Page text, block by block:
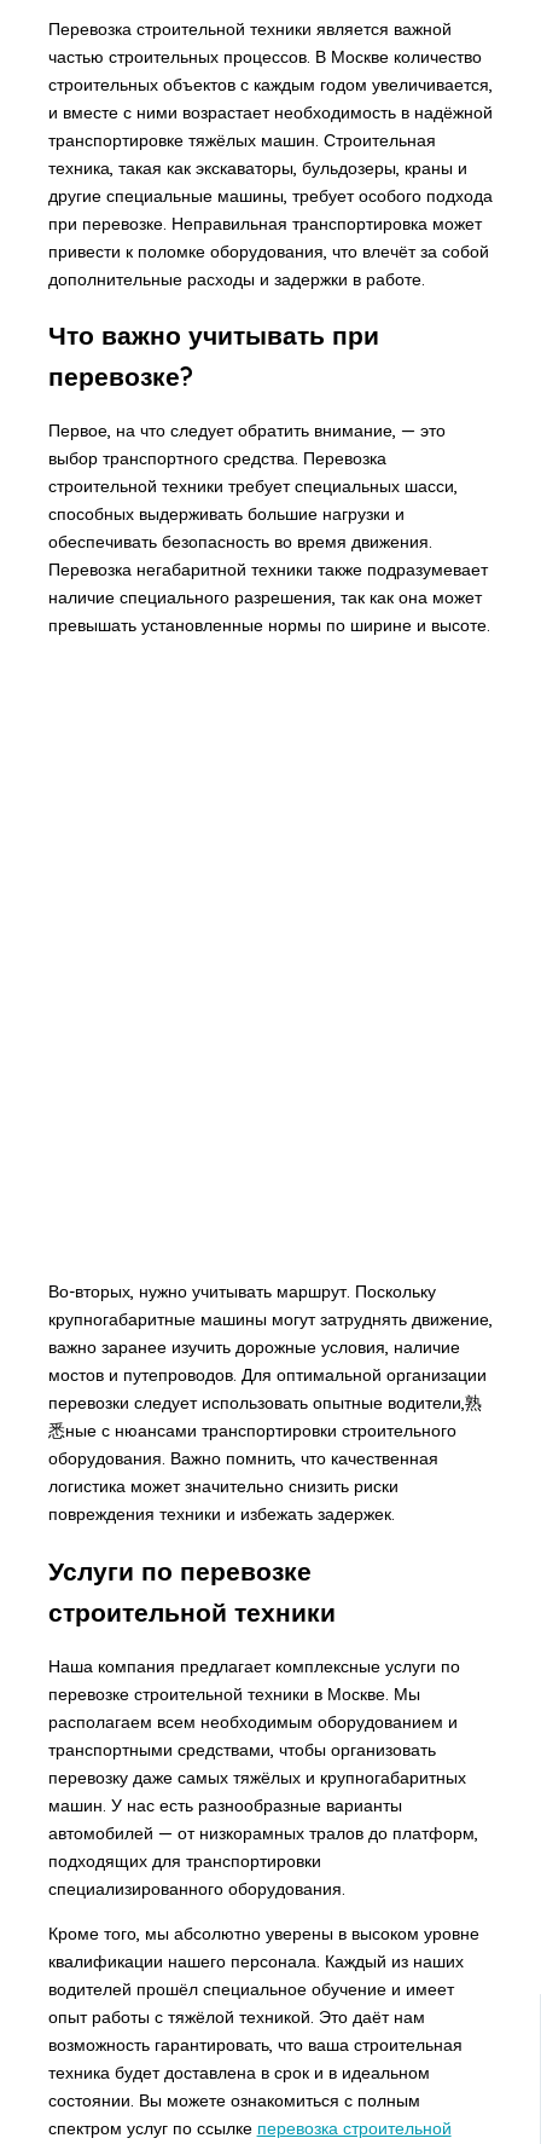
Перевозка строительной техники является важной
частью строительных процессов. В Москве количество
строительных объектов с каждым годом увеличивается,
и вместе с ними возрастает необходимость в надёжной
транспортировке тяжёлых машин. Строительная
техника, такая как экскаваторы, бульдозеры, краны и
другие специальные машины, требует особого подхода
при перевозке. Неправильная транспортировка может
привести к поломке оборудования, что влечёт за собой
дополнительные расходы и задержки в работе.
Что важно учитывать при
перевозке?
Первое, на что следует обратить внимание, — это
выбор транспортного средства. Перевозка
строительной техники требует специальных шасси,
способных выдерживать большие нагрузки и
обеспечивать безопасность во время движения.
Перевозка негабаритной техники также подразумевает
наличие специального разрешения, так как она может
превышать установленные нормы по ширине и высоте.
Во-вторых, нужно учитывать маршрут. Поскольку
крупногабаритные машины могут затруднять движение,
важно заранее изучить дорожные условия, наличие
мостов и путепроводов. Для оптимальной организации
перевозки следует использовать опытные водители,熟
悉ные с нюансами транспортировки строительного
оборудования. Важно помнить, что качественная
логистика может значительно снизить риски
повреждения техники и избежать задержек.
Услуги по перевозке
строительной техники
Наша компания предлагает комплексные услуги по
перевозке строительной техники в Москве. Мы
располагаем всем необходимым оборудованием и
транспортными средствами, чтобы организовать
перевозку даже самых тяжёлых и крупногабаритных
машин. У нас есть разнообразные варианты
автомобилей — от низкорамных тралов до платформ,
подходящих для транспортировки
специализированного оборудования.
Кроме того, мы абсолютно уверены в высоком уровне
квалификации нашего персонала. Каждый из наших
водителей прошёл специальное обучение и имеет
опыт работы с тяжёлой техникой. Это даёт нам
возможность гарантировать, что ваша строительная
техника будет доставлена в срок и в идеальном
состоянии. Вы можете ознакомиться с полным
спектром услуг по ссылке перевозка строительной